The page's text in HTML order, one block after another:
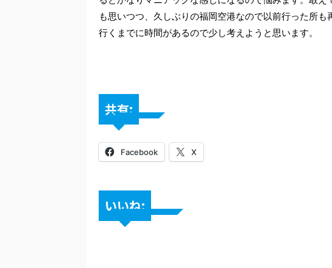
も思いつつ、久しぶりの福岡空港なので以前行った所
行くまでに時間があるので少し考えようと思います。
共有:
Facebook X
いいね: